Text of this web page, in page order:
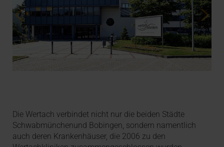
Die Wertach verbindet nicht nur die beiden Städte
Schwabmünchenund Bobingen, sondern namentlich
auch deren Krankenhäuser, die 2006 zu den